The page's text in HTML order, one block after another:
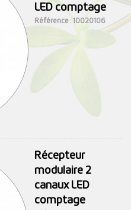
LED comptage
Référence : 10020106
Récepteur
modulaire 2
canaux LED
comptage